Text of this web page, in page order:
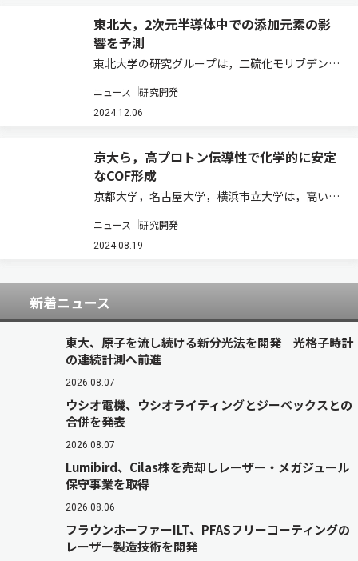
東北大，2次元半導体中での添加元素の影
響を予測
東北大学の研究グループは，二硫化モリブデンに
気特性を，密度汎関数理論に基づく精緻な計算機
シミュレーションにより明らかにした（ニュース
ニュース 研究開発
2024.12.06
京大ら，高プロトン伝導性で化学的に安定
なCOF形成
京都大学，名古屋大学，横浜市立大学は，高いプ
晶性の共有結合性有機構造体（COF）の形成に成
功した（ニュースリリース）。 COFの中心骨格に
ニュース 研究開発
2024.08.19
新着ニュース
東大、原子を流し続ける新分光法を開発 光格子時計
の連続計測へ前進
2026.08.07
ウシオ電機、ウシオライティングとジーベックスとの
合併を発表
2026.08.07
Lumibird、Cilas株を売却しレーザー・メガジュール
保守事業を取得
2026.08.06
フラウンホーファーILT、PFASフリーコーティングの
レーザー製造技術を開発